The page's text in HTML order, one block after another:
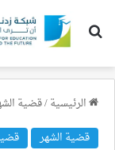
بحث عن
الرئيسية/قضية
قضية الشهر
قضية شهر 9/